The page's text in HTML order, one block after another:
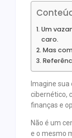
Um
caro.
Mas
Imagine sua
cibernético,
finanças e
Não é um
e o mesmo